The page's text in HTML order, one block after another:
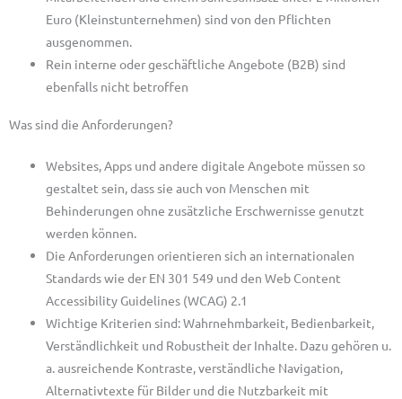
Euro (Kleinstunternehmen) sind von den Pflichten
ausgenommen.
Rein interne oder geschäftliche Angebote (B2B) sind
ebenfalls nicht betroffen
Was sind die Anforderungen?
Websites, Apps und andere digitale Angebote müssen so
gestaltet sein, dass sie auch von Menschen mit
Behinderungen ohne zusätzliche Erschwernisse genutzt
werden können.
Die Anforderungen orientieren sich an internationalen
Standards wie der EN 301 549 und den Web Content
Accessibility Guidelines (WCAG) 2.1
Wichtige Kriterien sind: Wahrnehmbarkeit, Bedienbarkeit,
Verständlichkeit und Robustheit der Inhalte. Dazu gehören u.
a. ausreichende Kontraste, verständliche Navigation,
Alternativtexte für Bilder und die Nutzbarkeit mit